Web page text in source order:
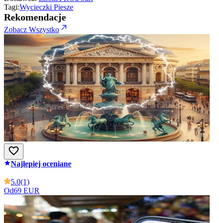
Tagi:Wycieczki Piesze
Rekomendacje
Zobacz Wszystko
Najlepiej oceniane
5.0(1)
Od69 EUR